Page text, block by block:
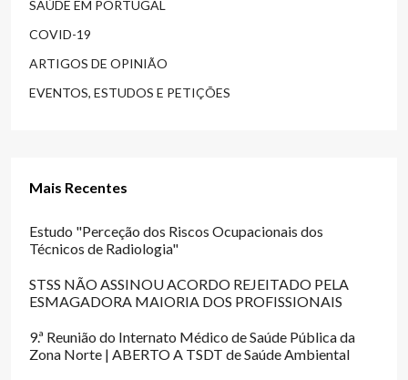
SAÚDE EM PORTUGAL
COVID-19
ARTIGOS DE OPINIÃO
EVENTOS, ESTUDOS E PETIÇÕES
Mais Recentes
Estudo "Perceção dos Riscos Ocupacionais dos
Técnicos de Radiologia"
STSS NÃO ASSINOU ACORDO REJEITADO PELA
ESMAGADORA MAIORIA DOS PROFISSIONAIS
9.ª Reunião do Internato Médico de Saúde Pública da
Zona Norte | ABERTO A TSDT de Saúde Ambiental